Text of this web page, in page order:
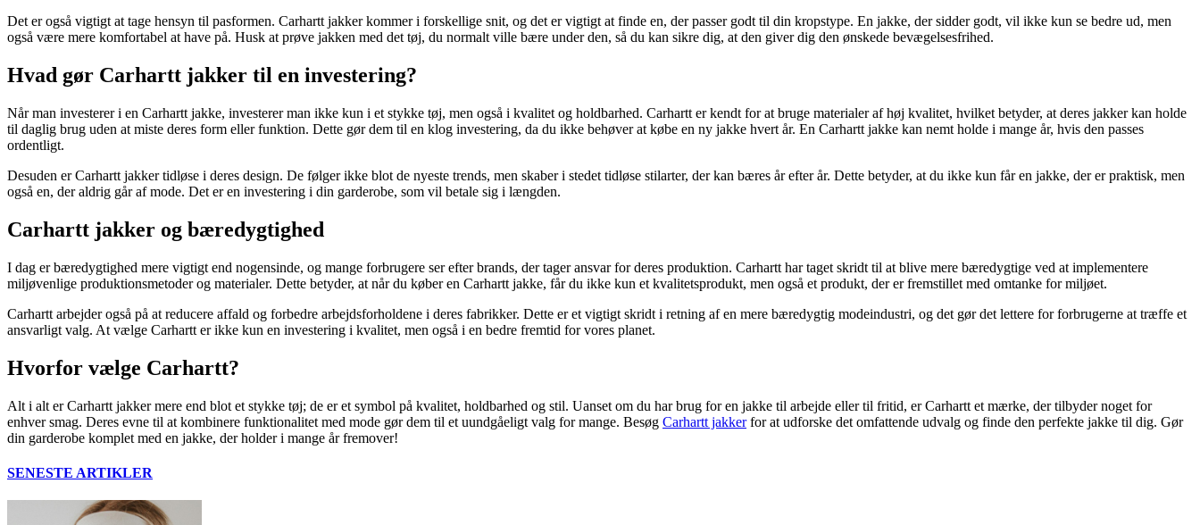
Det er også vigtigt at tage hensyn til pasformen. Carhartt jakker kommer i forskellige snit, og det er vigtigt at finde en, der passer godt til din kropstype. En jakke, der sidder godt, vil ikke kun se bedre ud, men
også være mere komfortabel at have på. Husk at prøve jakken med det tøj, du normalt ville bære under den, så du kan sikre dig, at den giver dig den ønskede bevægelsesfrihed.
Hvad gør Carhartt jakker til en investering?
Når man investerer i en Carhartt jakke, investerer man ikke kun i et stykke tøj, men også i kvalitet og holdbarhed. Carhartt er kendt for at bruge materialer af høj kvalitet, hvilket betyder, at deres jakker kan holde
til daglig brug uden at miste deres form eller funktion. Dette gør dem til en klog investering, da du ikke behøver at købe en ny jakke hvert år. En Carhartt jakke kan nemt holde i mange år, hvis den passes
ordentligt.
Desuden er Carhartt jakker tidløse i deres design. De følger ikke blot de nyeste trends, men skaber i stedet tidløse stilarter, der kan bæres år efter år. Dette betyder, at du ikke kun får en jakke, der er praktisk, men
også en, der aldrig går af mode. Det er en investering i din garderobe, som vil betale sig i længden.
Carhartt jakker og bæredygtighed
I dag er bæredygtighed mere vigtigt end nogensinde, og mange forbrugere ser efter brands, der tager ansvar for deres produktion. Carhartt har taget skridt til at blive mere bæredygtige ved at implementere
miljøvenlige produktionsmetoder og materialer. Dette betyder, at når du køber en Carhartt jakke, får du ikke kun et kvalitetsprodukt, men også et produkt, der er fremstillet med omtanke for miljøet.
Carhartt arbejder også på at reducere affald og forbedre arbejdsforholdene i deres fabrikker. Dette er et vigtigt skridt i retning af en mere bæredygtig modeindustri, og det gør det lettere for forbrugerne at træffe et
ansvarligt valg. At vælge Carhartt er ikke kun en investering i kvalitet, men også i en bedre fremtid for vores planet.
Hvorfor vælge Carhartt?
Alt i alt er Carhartt jakker mere end blot et stykke tøj; de er et symbol på kvalitet, holdbarhed og stil. Uanset om du har brug for en jakke til arbejde eller til fritid, er Carhartt et mærke, der tilbyder noget for
enhver smag. Deres evne til at kombinere funktionalitet med mode gør dem til et uundgåeligt valg for mange. Besøg Carhartt jakkerfor at udforske det omfattende udvalg og finde den perfekte jakke til dig. Gør
din garderobe komplet med en jakke, der holder i mange år fremover!
SENESTE ARTIKLER